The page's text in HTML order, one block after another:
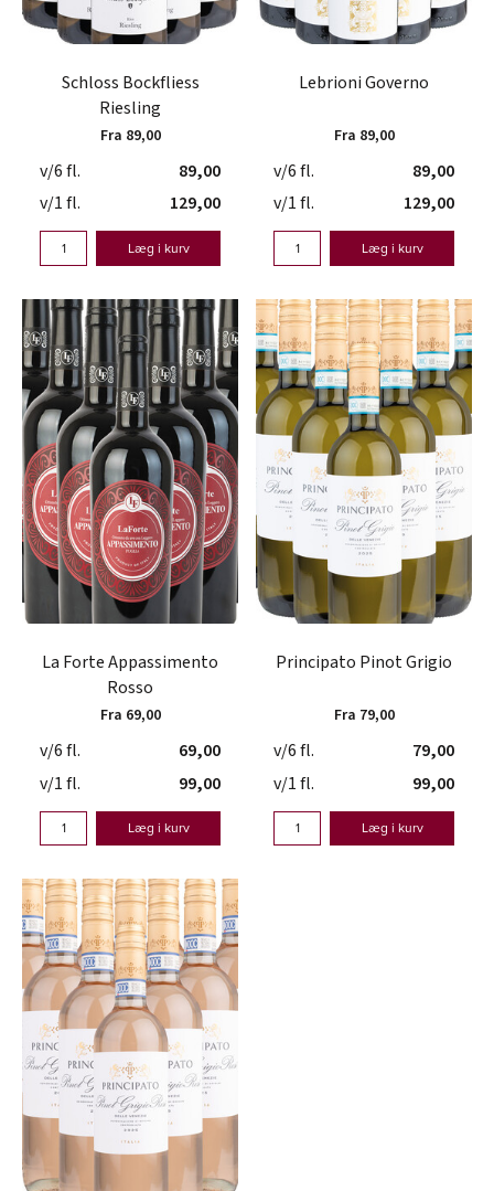
Schloss Bockfliess
Riesling
Fra 89,00
v/6 fl.
89,00
v/1 fl.
129,00
Læg i kurv
Lebrioni Governo
Fra 89,00
v/6 fl.
89,00
v/1 fl.
129,00
Læg i kurv
La Forte Appassimento
Rosso
Fra 69,00
v/6 fl.
69,00
v/1 fl.
99,00
Læg i kurv
Principato Pinot Grigio
Fra 79,00
v/6 fl.
79,00
v/1 fl.
99,00
Læg i kurv